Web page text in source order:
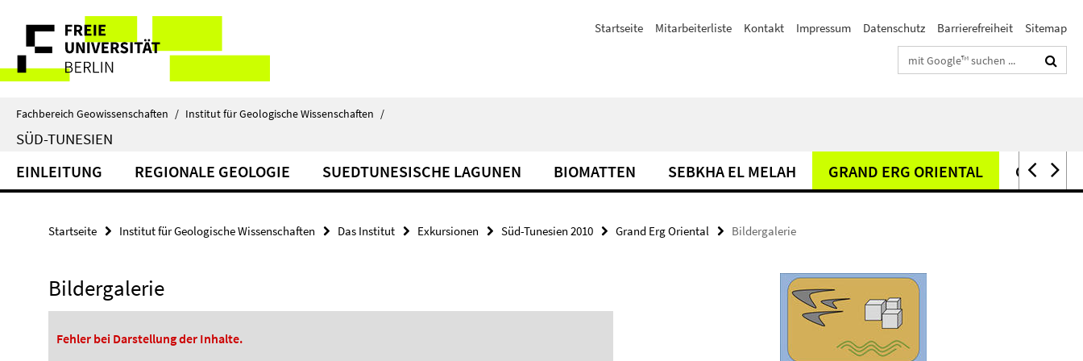
direkt
Inhalt
Service-
Navigation
Startseite Mitarbeiterliste Kontakt Impressum Datenschutz Barrierefreiheit
Sitemap
Suchbegriffe
Fachbereich Geowissenschaften / Institut für Geologische Wissenschaften /
SÜD-TUNESIEN
EINLEITUNG REGIONALE GEOLOGIE SUEDTUNESISCHE LAGUNEN BIOMATTEN SEBKHA EL MELAH GRAND ERG ORIENTAL
Startseite Institut für Geologische Wissenschaften Das Institut Exkursionen Süd-Tunesien 2010 Grand Erg Oriental Bildergalerie
Bildergalerie
Fehler bei Darstellung der Inhalte.